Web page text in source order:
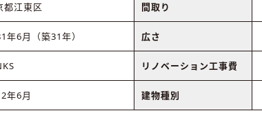
都江東区 間取り
年6月（築31年） 広さ
リノベーション工事費
年6月 建物種別